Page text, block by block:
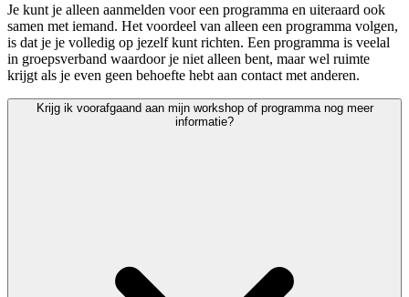
Je kunt je alleen aanmelden voor een programma en uiteraard ook
samen met iemand. Het voordeel van alleen een programma volgen,
is dat je je volledig op jezelf kunt richten. Een programma is veelal
in groepsverband waardoor je niet alleen bent, maar wel ruimte
krijgt als je even geen behoefte hebt aan contact met anderen.
Krijg ik voorafgaand aan mijn workshop of programma nog meer
informatie?